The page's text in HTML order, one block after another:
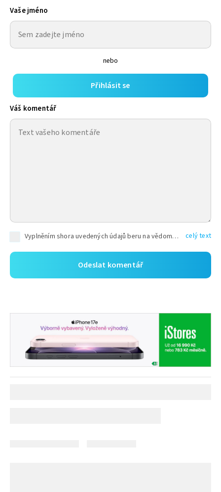
Vaše jméno
nebo
Přihlásit se
Váš komentář
Vyplněním shora uvedených údajů beru na vědomí, že společnost TEXT FACTORY s.r.o., sídlem Brno, Durďákova 336/29, Černá Pole, PSČ: 613 00, IČ: 06157831, zapsané u Krajského soudu v Brně, oddíl C, vložka 100399, bude zpracovávat mé osobní údaje uvedené v rámci mnou vyplněného registračního formuláře na základě oprávněných zájmů TEXT FACTORY s.r.o. dle čl. 6 odst. 1 písm. f) GDPR a pro splnění právních povinností (čl. 6 odst. 1 písm. c) GDPR), a to pro tyto účely: nezbytnost zajistit oprávnění návštěvníka webových stránek provozovaných společností TEXT FACTORY s.r.o. přispívat aktivně ke zveřejněným článkům nebo v rámci diskusních fór a výkon práv TEXT FACTORY s.r.o. jako administrátora těchto diskusních fór. Více informací o zpracování osobních údajů a právech lze nalézt v celý text